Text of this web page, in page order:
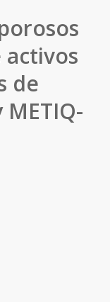
de